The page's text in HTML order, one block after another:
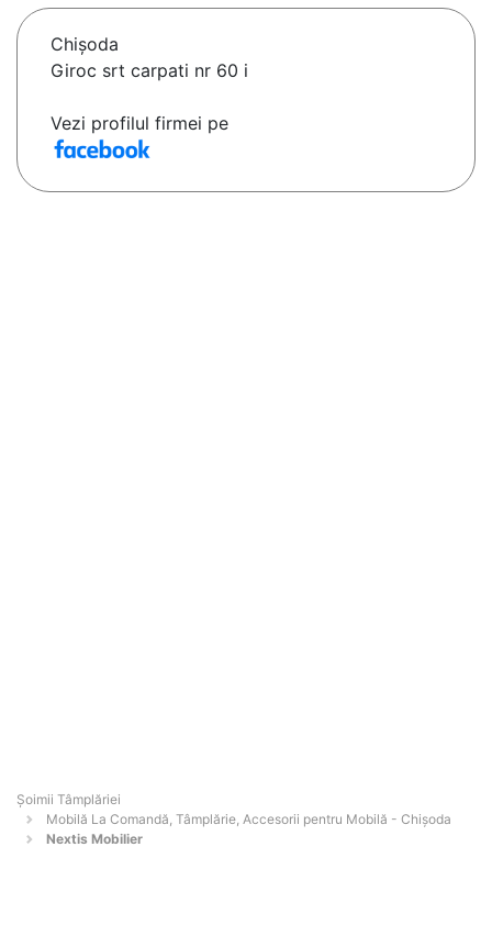
Chişoda
Giroc srt carpati nr 60 i
Vezi profilul firmei pe
Șoimii Tâmplăriei
Mobilă La Comandă, Tâmplărie, Accesorii pentru Mobilă - Chişoda
Nextis Mobilier